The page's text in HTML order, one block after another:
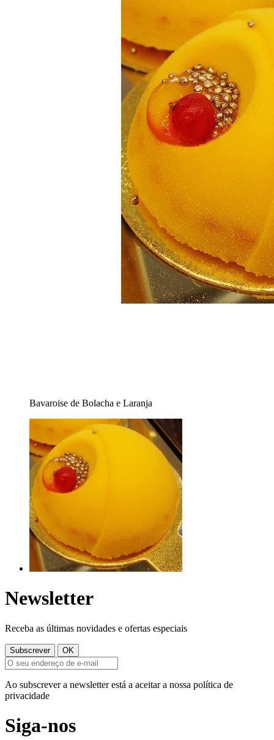
Bavaroise de Bolacha e Laranja
Newsletter
Receba as últimas novidades e ofertas especiais
Ao subscrever a newsletter está a aceitar a nossa política de
privacidade
Siga-nos